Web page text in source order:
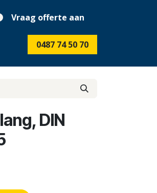
Vraag offerte aan
0487 74 50 70
DIN